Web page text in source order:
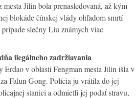
Jilin bola prenasledovaná, až kým
blokáde čínskej vlády ohľadom smrtí
slečny Liu známych viac
ilegálneho zadržiavania
v oblasti Fengman mesta Jilin išla v
Falun Gong. Polícia ju vrátila do jej
stanici a odmietli jej podať stravu,